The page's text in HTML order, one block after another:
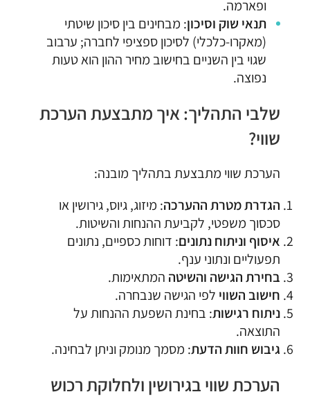
ופארמה.
תנאי שוק וסיכון: מבחינים בין סיכון שיטתי
(מאקרו-כלכלי) לסיכון ספציפי לחברה; ערבוב
שגוי בין השניים בחישוב מחיר ההון הוא טעות
נפוצה.
שלבי התהליך: איך מתבצעת הערכת
שווי?
הערכת שווי מתבצעת בתהליך מובנה:
הגדרת מטרת ההערכה: מיזוג, גיוס, גירושין או
סכסוך משפטי, לקביעת ההנחות והשיטות.
איסוף וניתוח נתונים: דוחות כספיים, נתונים
תפעוליים ונתוני ענף.
בחירת הגישה והשיטה המתאימות.
חישוב השווי לפי הגישה שנבחרה.
ניתוח רגישות: בחינת השפעת ההנחות על
התוצאה.
גיבוש חוות הדעת: מסמך מנומק וניתן לבחינה.
הערכת שווי בגירושין ולחלוקת רכוש